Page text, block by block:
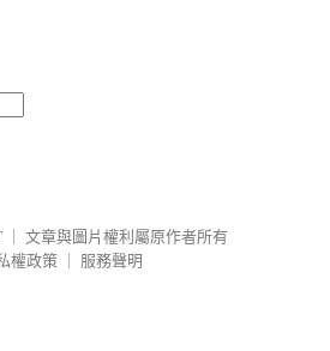
文章與圖片權利屬原作者所有
權政策
服務聲明